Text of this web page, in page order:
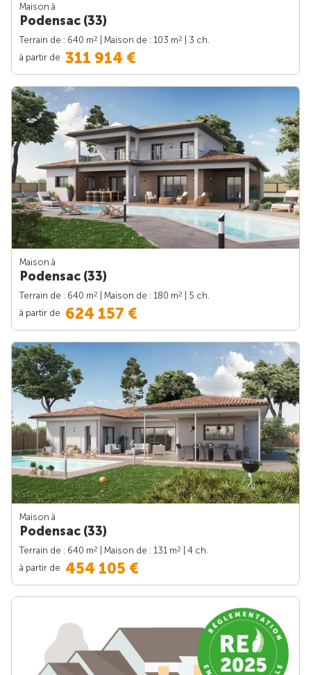
Maison à
Podensac (33)
Terrain de : 640 m2 | Maison de : 103 m2
| 3 ch.
à partir de 311 914 €
Maison à
Podensac (33)
Terrain de : 640 m2 | Maison de : 180 m2
| 5 ch.
à partir de 624 157 €
Maison à
Podensac (33)
Terrain de : 640 m2 | Maison de : 131 m2
| 4 ch.
à partir de 454 105 €